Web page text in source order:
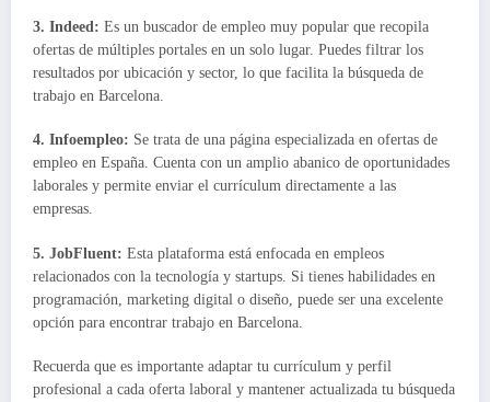
3. Indeed: Es un buscador de empleo muy popular que recopila
ofertas de múltiples portales en un solo lugar. Puedes filtrar los
resultados por ubicación y sector, lo que facilita la búsqueda de
trabajo en Barcelona.
4. Infoempleo: Se trata de una página especializada en ofertas de
empleo en España. Cuenta con un amplio abanico de oportunidades
laborales y permite enviar el currículum directamente a las
empresas.
5. JobFluent: Esta plataforma está enfocada en empleos
relacionados con la tecnología y startups. Si tienes habilidades en
programación, marketing digital o diseño, puede ser una excelente
opción para encontrar trabajo en Barcelona.
Recuerda que es importante adaptar tu currículum y perfil
profesional a cada oferta laboral y mantener actualizada tu búsqueda